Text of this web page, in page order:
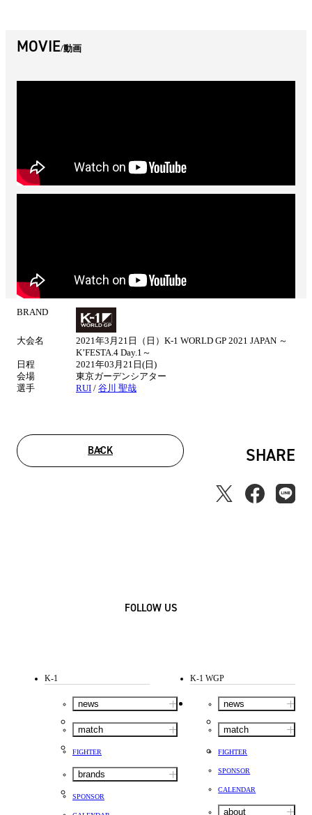
MOVIE 動画
BRAND
大会名
2021年3月21日（日）K-1 WORLD GP 2021 JAPAN ～
K’FESTA.4 Day.1～
日程
2021年03月21日(日)
会場
東京ガーデンシアター
選手
RUI / 谷川 聖哉
BACK SHARE
FOLLOW US
K-1
news
match
FIGHTER
brands
SPONSOR
K-1 WGP
news
match
FIGHTER
SPONSOR
CALENDAR
about